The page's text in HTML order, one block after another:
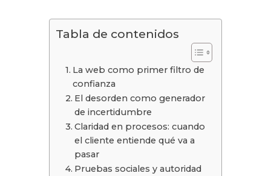
Tabla de contenidos
La web como primer filtro de
confianza
El desorden como generador
de incertidumbre
Claridad en procesos: cuando
el cliente entiende qué va a
pasar
Pruebas sociales y autoridad